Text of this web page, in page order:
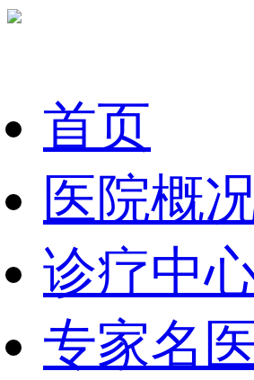
首页
医院概
诊疗中
专家名医